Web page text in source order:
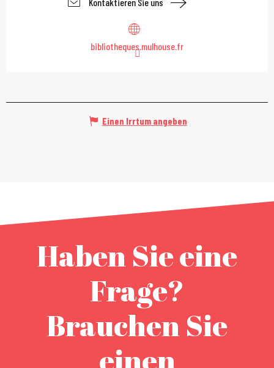
bibliotheques.mulhouse.fr
Einen Irrtum angeben
Haben Sie eine
Frage?
Brauchen Sie
einen